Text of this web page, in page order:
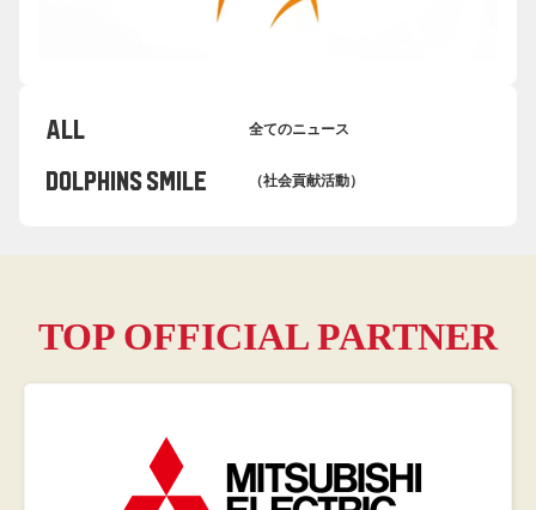
ALL 全てのニュース
Dolphins Smile （社会貢献活動）
TOP OFFICIAL PARTNER